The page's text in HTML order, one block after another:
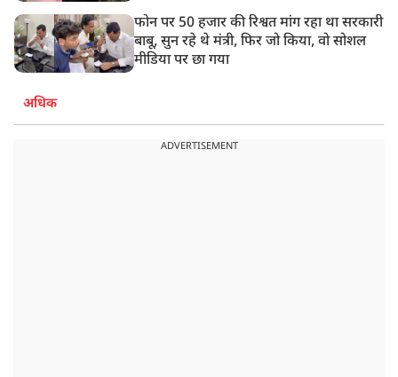
फोन पर 50 हजार की रिश्वत मांग रहा था सरकारी
बाबू, सुन रहे थे मंत्री, फिर जो किया, वो सोशल
मीडिया पर छा गया
अधिक
ADVERTISEMENT